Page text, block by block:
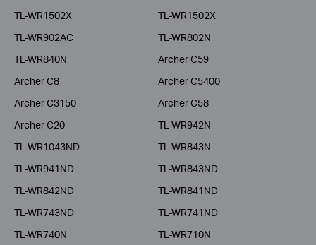
TL-WR1502X
TL-WR1502X
TL-WR902AC
TL-WR802N
TL-WR840N
Archer C59
Archer C8
Archer C5400
Archer C3150
Archer C58
Archer C20
TL-WR942N
TL-WR1043ND
TL-WR843N
TL-WR941ND
TL-WR843ND
TL-WR842ND
TL-WR841ND
TL-WR743ND
TL-WR741ND
TL-WR740N
TL-WR710N